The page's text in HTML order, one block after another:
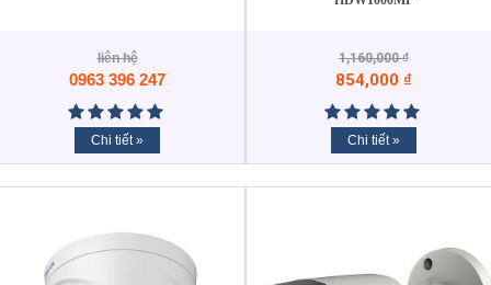
liên hệ
0963 396 247
Chi tiết »
1,160,000₫
854,000 ₫
Chi tiết »